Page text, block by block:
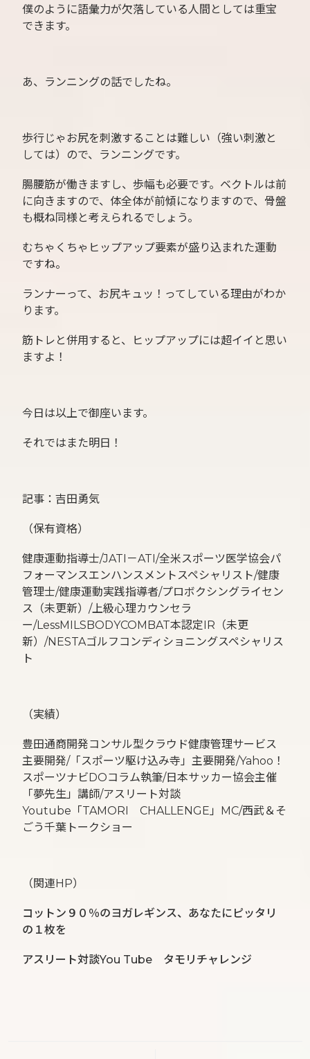
僕のように語彙力が欠落している人間としては重宝
できます。
あ、ランニングの話でしたね。
歩行じゃお尻を刺激することは難しい（強い刺激と
しては）ので、ランニングです。
腸腰筋が働きますし、歩幅も必要です。ベクトルは前
に向きますので、体全体が前傾になりますので、骨盤
も概ね同様と考えられるでしょう。
むちゃくちゃヒップアップ要素が盛り込まれた運動
ですね。
ランナーって、お尻キュッ！ってしている理由がわか
ります。
筋トレと併用すると、ヒップアップには超イイと思い
ますよ！
今日は以上で御座います。
それではまた明日！
記事：吉田勇気
（保有資格）
健康運動指導士/JATI－ATI/全米スポーツ医学協会パ
フォーマンスエンハンスメントスペシャリスト/健康
管理士/健康運動実践指導者/プロボクシングライセン
ス（未更新）/上級心理カウンセラ
ー/LessMILSBODYCOMBAT本認定IR（未更
新）/NESTAゴルフコンディショニングスペシャリス
ト
（実績）
豊田通商開発コンサル型クラウド健康管理サービス
主要開発/「スポーツ駆け込み寺」主要開発/Yahoo！
スポーツナビDOコラム執筆/日本サッカー協会主催
「夢先生」講師/アスリート対談
Youtube「TAMORI CHALLENGE」MC/西武＆そ
ごう千葉トークショー
（関連HP）
コットン９０％のヨガレギンス、あなたにピッタリ
の１枚を
アスリート対談You Tube タモリチャレンジ